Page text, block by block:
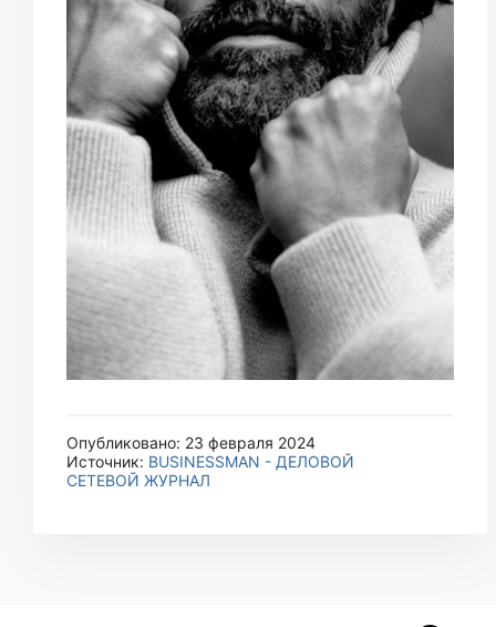
Опубликовано: 23 февраля 2024
Источник: BUSINESSMAN - ДЕЛОВОЙ
СЕТЕВОЙ ЖУРНАЛ